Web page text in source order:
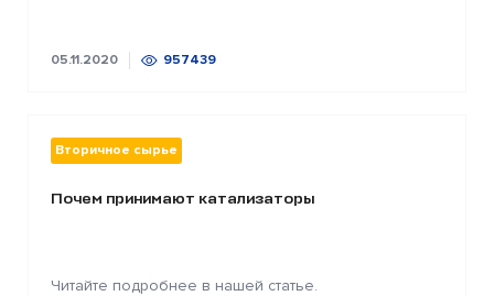
05.11.2020 957439
Вторичное сырье
Почем принимают катализаторы
Читайте подробнее в нашей статье.